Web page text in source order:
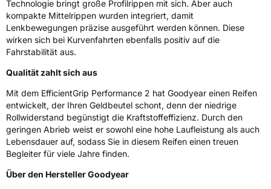
Technologie bringt große Profilrippen mit sich. Aber auch
kompakte Mittelrippen wurden integriert, damit
Lenkbewegungen präzise ausgeführt werden können. Diese
wirken sich bei Kurvenfahrten ebenfalls positiv auf die
Fahrstabilität aus.
Qualität zahlt sich aus
Mit dem EfficientGrip Performance 2 hat Goodyear einen Reifen
entwickelt, der Ihren Geldbeutel schont, denn der niedrige
Rollwiderstand begünstigt die Kraftstoffeffizienz. Durch den
geringen Abrieb weist er sowohl eine hohe Laufleistung als auch
Lebensdauer auf, sodass Sie in diesem Reifen einen treuen
Begleiter für viele Jahre finden.
Über den Hersteller Goodyear